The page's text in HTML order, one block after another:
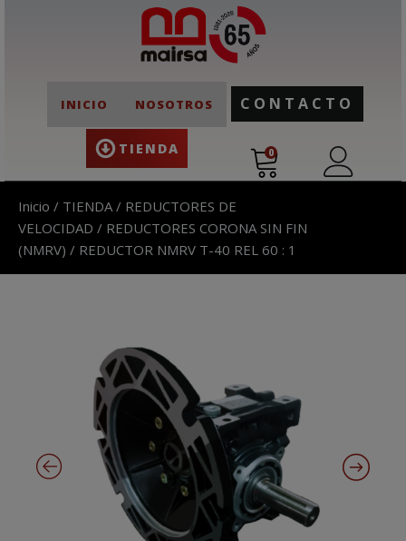
INICIO NOSOTROS
TIENDA
CONTACTO
0
Inicio / TIENDA / REDUCTORES DE
VELOCIDAD / REDUCTORES CORONA SIN FIN
(NMRV) / REDUCTOR NMRV T-40 REL 60 : 1